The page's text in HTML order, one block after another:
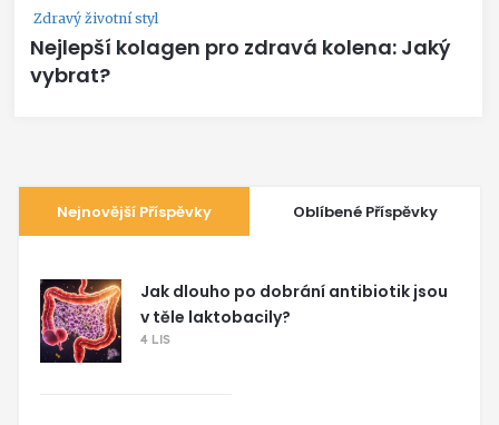
Zdravý životní styl
Nejlepší kolagen pro zdravá kolena: Jaký
vybrat?
Nejnovější Příspěvky Oblíbené Příspěvky
Jak dlouho po dobrání antibiotik jsou
v těle laktobacily?
4 LIS